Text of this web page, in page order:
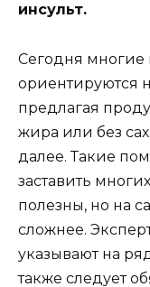
инсульт.
Сегодня многие
ориентируются
предлагая
жира или без
далее. Такие
заставить
полезны, но на
сложнее.
указывают на
также следует